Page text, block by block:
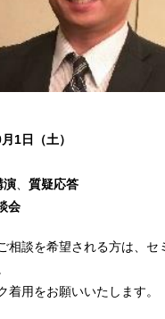
1日（土）
演
質疑応答
会
相談を希望される方は、セ
用をお願いいたします。